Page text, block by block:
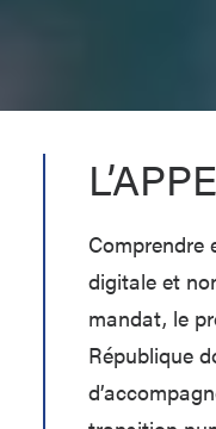
Comprendre
digitale et
mandat, le
République